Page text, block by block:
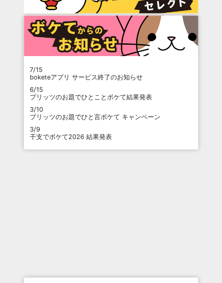
7/15
boketeアプリ サービス終了のお知らせ
6/15
プリッツのお題でひとことボケて結果発表
3/10
プリッツのお題でひと言ボケて キャンペーン
3/9
干支でボケて2026 結果発表